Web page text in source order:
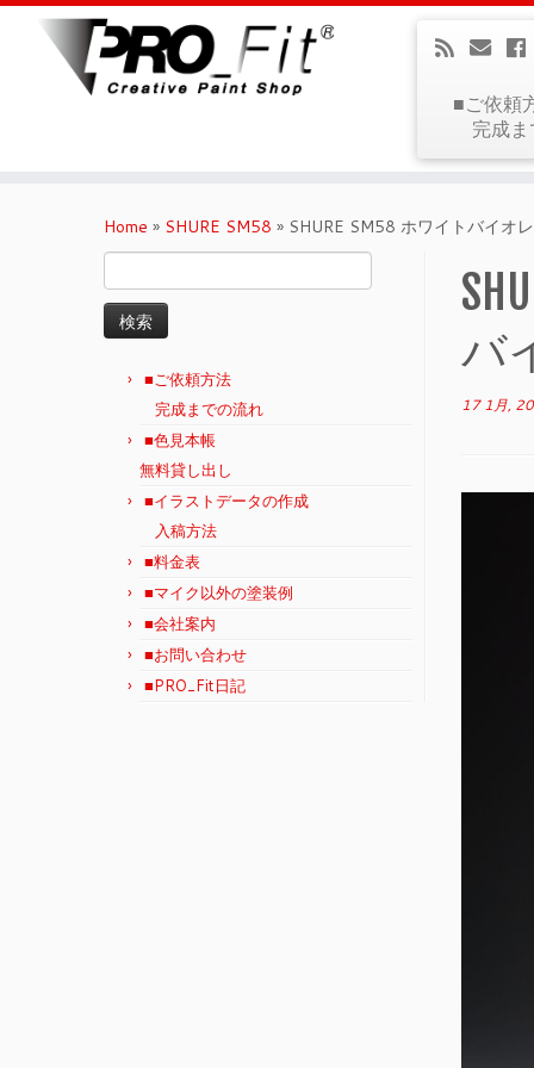
■ご依頼
完成
Home » SHURE SM58 » SHURE SM58 ホワイトバイオ
索:
■ご依頼方法
完成までの流れ
■色見本帳
無料貸し出し
■イラストデータの作成
入稿方法
■料金表
■マイク以外の塗装例
■会社案内
■お問い合わせ
■PRO_Fit日記
バ
17 1月,